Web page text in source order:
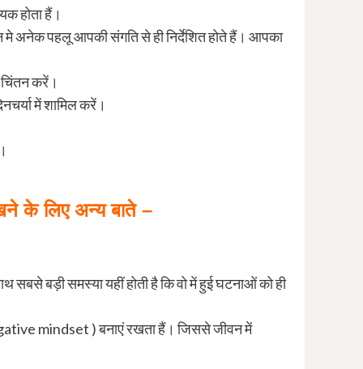
होता हैं।
मे अनेक पहलू आपकी संगति से ही निर्देशित होते हैं। आपका
करें।
में शामिल करें।
के लिए अन्य बाते –
बड़ी समस्या यहीं होती है कि वो में हुई घटनाओं को ही
mindset ) बनाएं रखता हैं। जिससे जीवन में